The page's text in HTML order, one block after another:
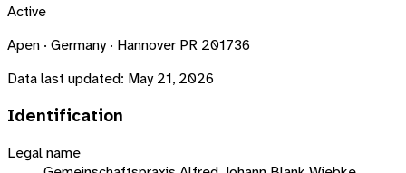
Active
Apen · Germany · Hannover PR 201736
Data last updated: May 21, 2026
Identification
Legal name